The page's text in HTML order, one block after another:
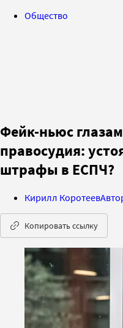
Общество
Фейк-ньюс
правосудия:
штрафы в ЕСПЧ?
Кирилл Коротеев
Копировать ссылку